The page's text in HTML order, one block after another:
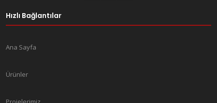
Hızlı Bağlantılar
Ana Sayfa
Ürünler